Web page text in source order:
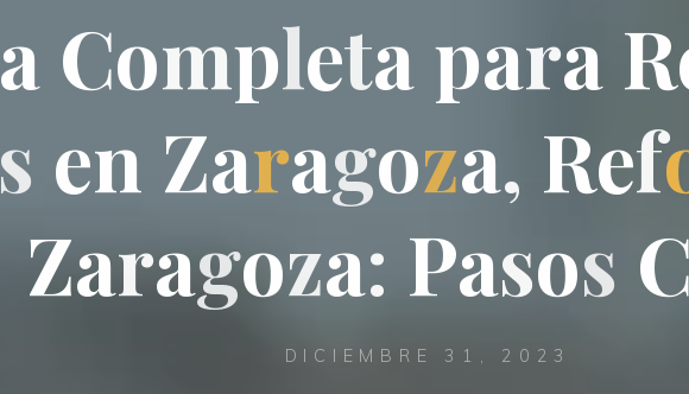
a Completa para R
s en Zaragoza, Ref
Zaragoza: Pasos C
DICIEMBRE 31, 2023